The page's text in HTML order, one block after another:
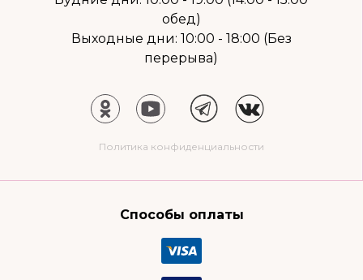
обед)
Выходные дни: 10:00 - 18:00 (Без
перерыва)
Политика конфиденциальности
Способы оплаты